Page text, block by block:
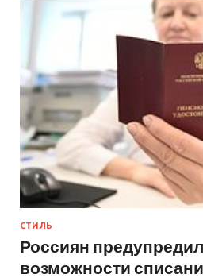
СТИЛЬ
Россиян
возможности